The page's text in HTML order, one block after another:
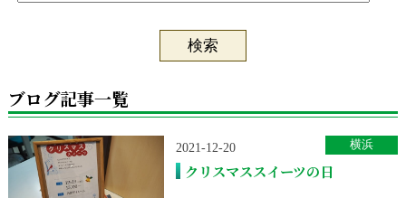
ブログ記事一覧
2021-12-20
クリスマススイーツの日
横浜